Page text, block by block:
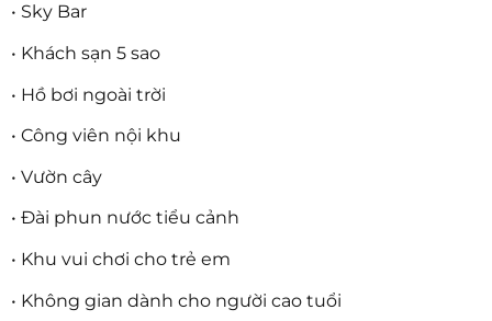
• Sky Bar
• Khách sạn 5 sao
• Hồ bơi ngoài trời
• Công viên nội khu
• Vườn cây
• Đài phun nước tiểu cảnh
• Khu vui chơi cho trẻ em
• Không gian dành cho người cao tuổi